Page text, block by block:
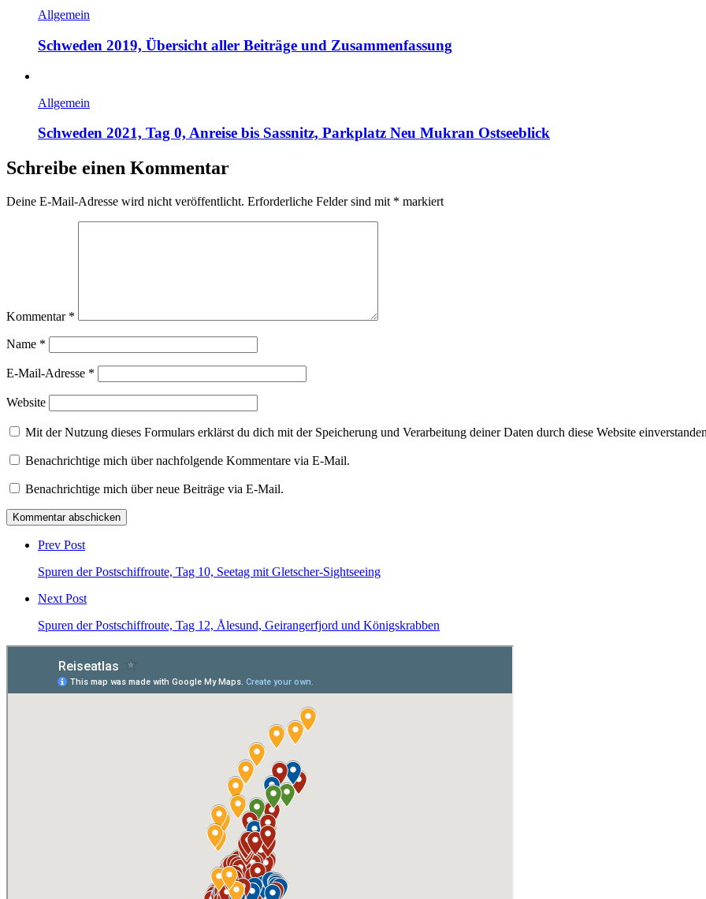
Allgemein
Schweden 2019, Übersicht aller Beiträge und Zusammenfassung
Allgemein
Schweden 2021, Tag 0, Anreise bis Sassnitz, Parkplatz Neu Mukran Ostseeblick
Schreibe einen Kommentar
Deine E-Mail-Adresse wird nicht veröffentlicht. Erforderliche Felder sind mit * markiert
Kommentar *
Name *
E-Mail-Adresse *
Website
Mit der Nutzung dieses Formulars erklärst du dich mit der Speicherung und Verarbeitung deiner Daten durch diese Website
Benachrichtige mich über nachfolgende Kommentare via E-Mail.
Benachrichtige mich über neue Beiträge via E-Mail.
Post
comment
Prev Post
Spuren der Postschiffroute, Tag 10, Seetag mit Gletscher-Sightseeing
Next Post
Spuren der Postschiffroute, Tag 12, Ålesund, Geirangerfjord und Königskrabben